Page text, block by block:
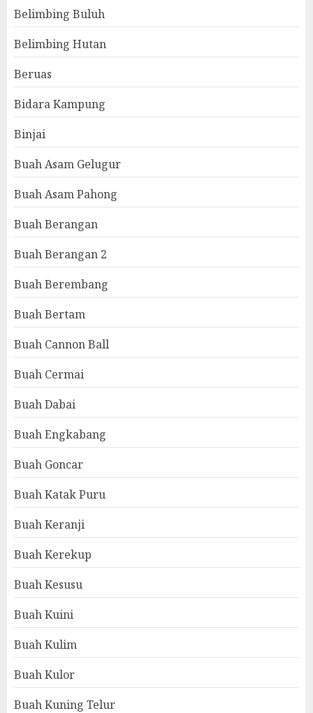
Belimbing Buluh
Belimbing Hutan
Beruas
Bidara Kampung
Binjai
Buah Asam Gelugur
Buah Asam Pahong
Buah Berangan
Buah Berangan 2
Buah Berembang
Buah Bertam
Buah Cannon Ball
Buah Cermai
Buah Dabai
Buah Engkabang
Buah Goncar
Buah Katak Puru
Buah Keranji
Buah Kerekup
Buah Kesusu
Buah Kuini
Buah Kulim
Buah Kulor
Buah Kuning Telur